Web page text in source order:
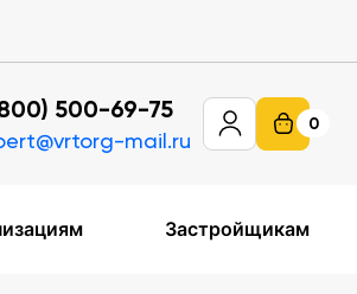
500-69-75
mail.ru
0
Застройщикам